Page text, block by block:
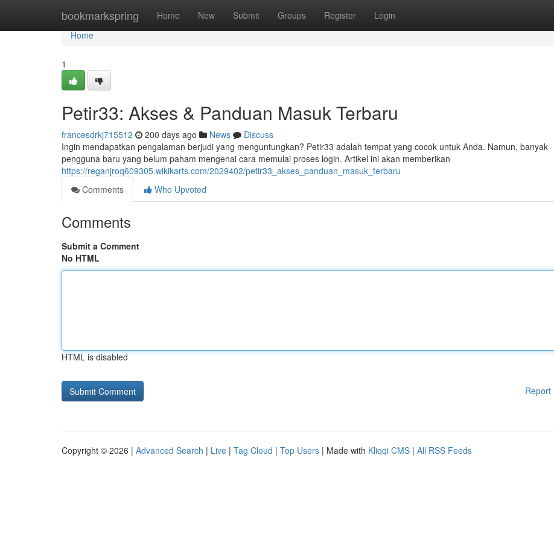
bookmarkspring Home New Submit Groups Register Login
Home
Home
1
Petir33: Akses & Panduan Masuk Terbaru
francesdrkj715512 200 days ago News
Discuss
Ingin mendapatkan pengalaman berjudi yang menguntungkan? Petir33 adalah tempat yang cocok untuk Anda. Namun, banyak
pengguna baru yang belum paham mengenai cara memulai proses login. Artikel ini akan memberikan
https://reganjroq609305.wikikarts.com/2029402/petir33_akses_panduan_masuk_terbaru
Comments
Who Upvoted
Comments
Submit a Comment
No HTML
HTML is disabled
Report
Copyright © 2026 | Advanced Search | Live | Tag Cloud | Top Users | Made with Kliqqi CMS | All RSS Feeds